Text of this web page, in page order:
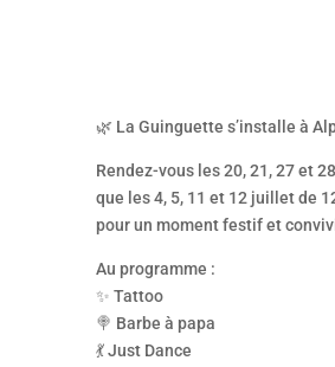
🌿 La Guinguette s’installe à
Rendez-vous les 20, 21, 27 et
que les 4, 5, 11 et 12 juillet de
pour un moment festif et
Au programme :
✨ Tattoo
🍭 Barbe à papa
💃 Just Dance